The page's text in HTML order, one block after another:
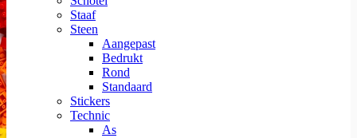
Staaf
Steen
Aangepast
Bedrukt
Rond
Standaard
Stickers
Technic
As